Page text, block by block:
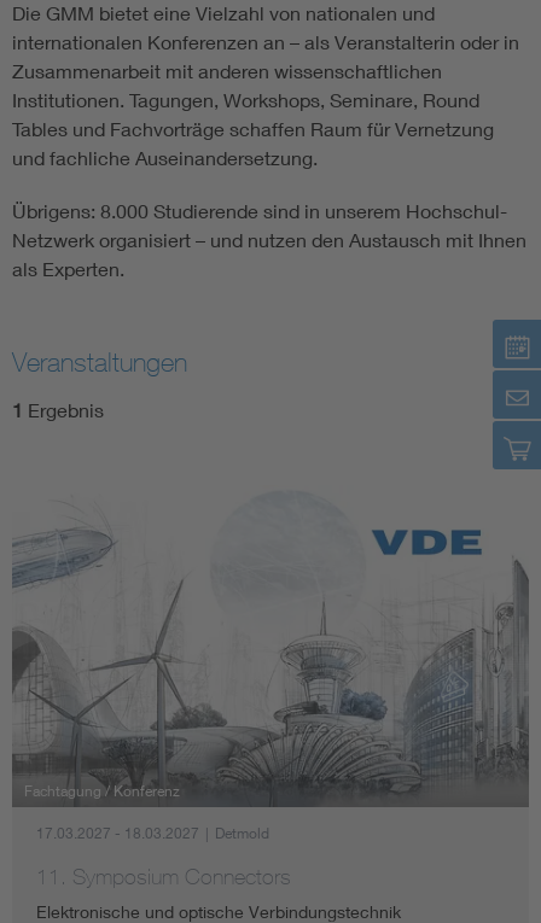
Electronic components
Micro system technology
Die GMM bietet eine Vielzahl von nationalen und
internationalen Konferenzen an – als Veranstalterin oder in
Zusammenarbeit mit anderen wissenschaftlichen
Institutionen. Tagungen, Workshops, Seminare, Round
Tables und Fachvorträge schaffen Raum für Vernetzung
und fachliche Auseinandersetzung.
Übrigens: 8.000 Studierende sind in unserem Hochschul-
Netzwerk organisiert – und nutzen den Austausch mit Ihnen
als Experten.
Veranstaltungen
1 Ergebnis
Fachtagung / Konferenz
17.03.2027 - 18.03.2027 | Detmold
11. Symposium Connectors
Elektronische und optische Verbindungstechnik